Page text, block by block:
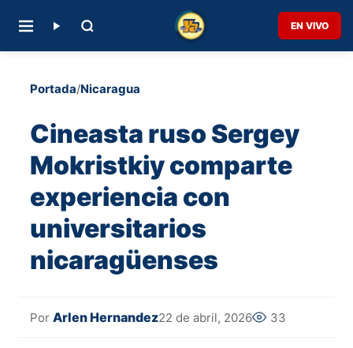
EN VIVO
Portada/Nicaragua
Cineasta ruso Sergey
Mokristkiy comparte
experiencia con
universitarios
nicaragüenses
Por Arlen Hernandez22 de abril, 2026 33